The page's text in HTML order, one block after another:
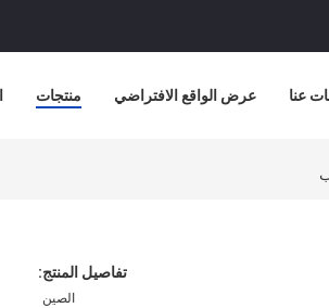
منتجات عرض الواقع الافتراضي عنا
تفاصيل المنتج:
الصين